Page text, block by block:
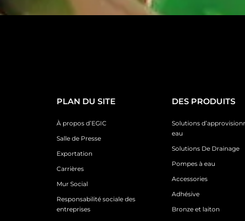
PLAN DU SITE
À propos d’EGIC
Salle de Presse
Exportation
Carrières
Mur Social
Responsabilité sociale des
entreprises
DES PRODUITS
Solutions
eau
Solutions De Drainage
Pompes à eau
Accessories
Adhésive
Bronze et laiton